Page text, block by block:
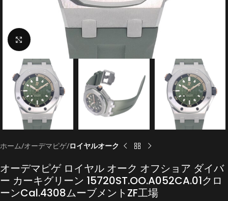
クリックで拡大
ホーム オーデマピゲ ロイヤルオーク
オーデマピゲ ロイヤル オーク オフショア ダイバ
ー カーキグリーン 15720ST.OO.A052CA.01クロ
ーンCal.4308ムーブメントZF工場